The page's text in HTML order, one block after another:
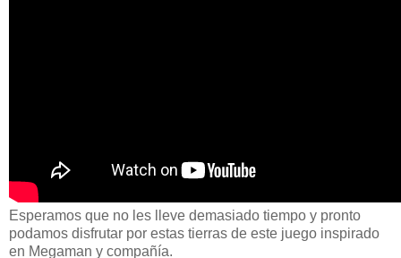
Esperamos que no les lleve demasiado tiempo y pronto
podamos disfrutar por estas tierras de este juego inspirado
en Megaman y compañía.